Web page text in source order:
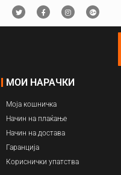
МОИ НАРАЧКИ
Моја кошничка
Начин на плаќање
Начин на достава
Гаранција
Кориснички упатства